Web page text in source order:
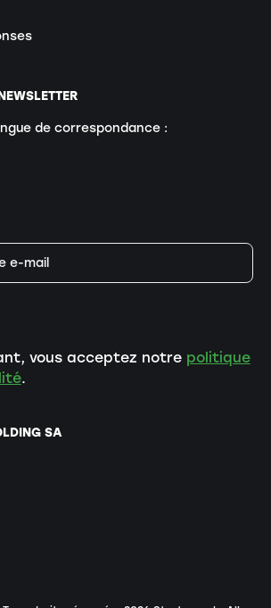
SA
de correspondance :
vous acceptez notre politique
.